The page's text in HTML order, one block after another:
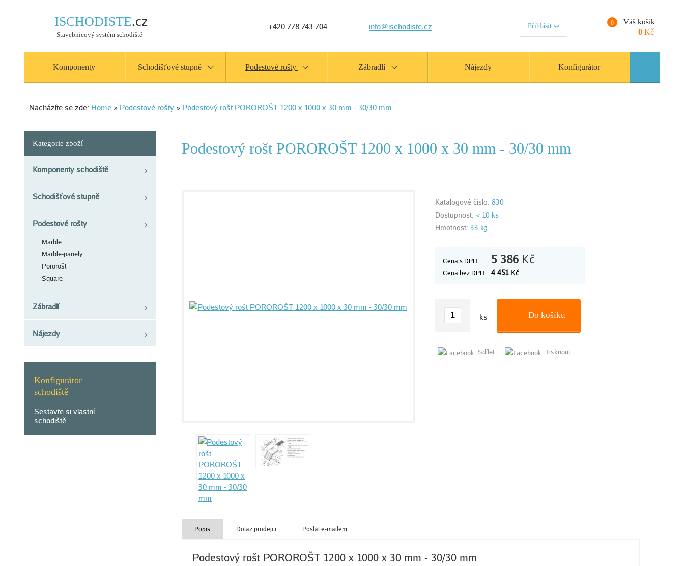
ISCHODISTE.cz
Stavebnicový systém schodiště
+420 778 743 704 info@ischodiste.cz Přihlásit se
Váš košík
0
0 Kč
Komponenty Schodišťové stupně Podestové rošty Zábradlí Nájezdy Konfigurátor
Nacházíte se zde: Home » Podestové rošty » Podestový rošt POROROŠT 1200 x 1000 x 30 mm - 30/30 mm
Podestový rošt POROROŠT 1200 x 1000 x 30 mm - 30/30 mm
Katalogové číslo: 830
Dostupnost: < 10 ks
Hmotnost: 33 kg
Cena s DPH: 5 386 Kč
Cena bez DPH: 4 451 Kč
ks Do košíku
Sdílet Tisknout
Popis Dotaz prodejci Poslat e-mailem
Podestový rošt POROROŠT 1200 x 1000 x 30 mm - 30/30 mm
Kategorie zboží
Komponenty schodiště
Schodišťové stupně
Podestové rošty
Marble
Marble-panely
Pororošt
Square
Zábradlí
Nájezdy
Konfigurátor
schodiště
Sestavte si vlastní
schodiště